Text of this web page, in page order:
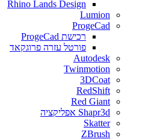
Rhino Lands Design
Lumion
ProgeCad
רכישת ProgeCad
פורטל עזרה פרוגקאד
Autodesk
Twinmotion
3DCoat
RedShift
Red Giant
Shapr3d אפליקציה
Skatter
ZBrush